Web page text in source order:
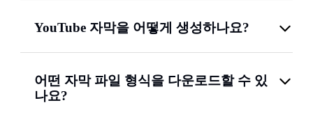
YouTube 자막을 어떻게 생성하나요?
어떤 자막 파일 형식을 다운로드할 수 있
나요?